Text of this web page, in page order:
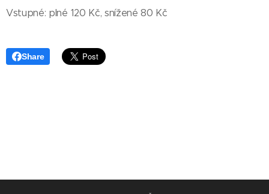
Vstupné: plné 120 Kč, snížené 80 Kč
Share